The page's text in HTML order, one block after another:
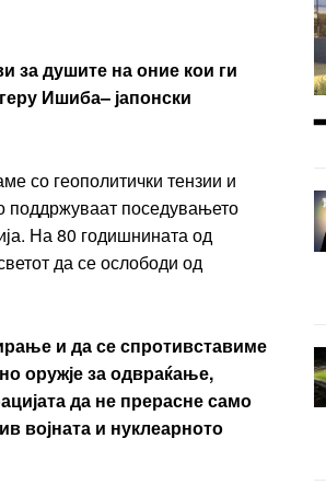
за душите на оние кои ги
Ишиба– јапонски
со геополитички тензии и
поддржуваат поседувањето
На 80 годишнината од
да се ослободи од
и да се спротивставиме
оружје за одвраќање,
да не прерасне само
војната и нуклеарното